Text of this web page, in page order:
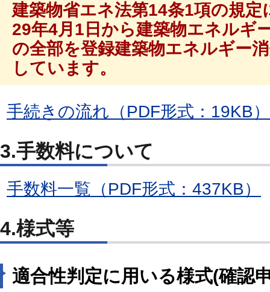
建築物省エネ法第14条1項の規
29年4月1日から建築物エネルギ
の全部を登録建築物エネルギー
しています。
手続きの流れ（PDF形式：19KB）
3.手数料について
手数料一覧（PDF形式：437KB）
4.様式等
適合性判定に用いる様式(確認